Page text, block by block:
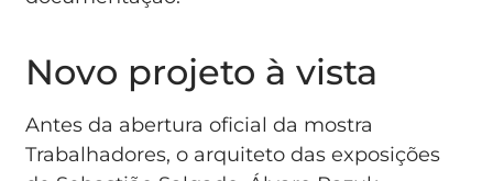
Novo projeto à vista
Antes da abertura oficial da mostra
Trabalhadores, o arquiteto das exposições